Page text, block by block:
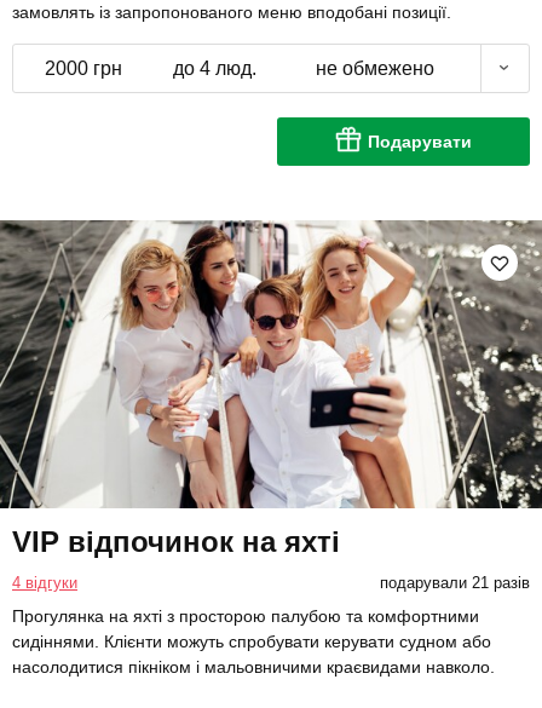
замовлять із запропонованого меню вподобані позиції.
2000 грн до 4 люд. не обмежено
Подарувати
VIP відпочинок на яхті
4 відгуки подарували 21 разів
Прогулянка на яхті з просторою палубою та комфортними
сидіннями. Клієнти можуть спробувати керувати судном або
насолодитися пікніком і мальовничими краєвидами навколо.